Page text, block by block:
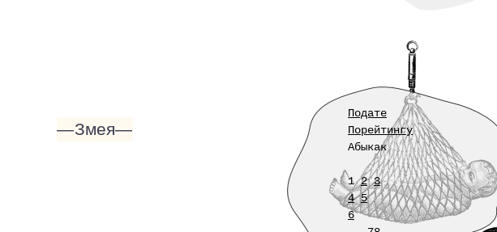
Подате
Порейтингу
Абыкак
1 2 3
4 5
6
—Змея—